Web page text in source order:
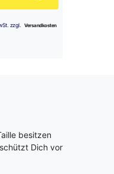
besitzen
Dich vor